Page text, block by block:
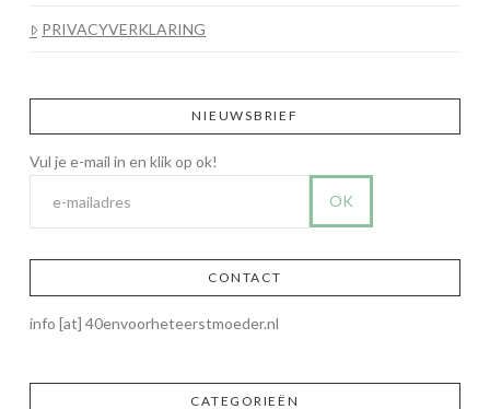
PRIVACYVERKLARING
NIEUWSBRIEF
CONTACT
info [at] 40envoorheteerstmoeder.nl
CATEGORIEËN